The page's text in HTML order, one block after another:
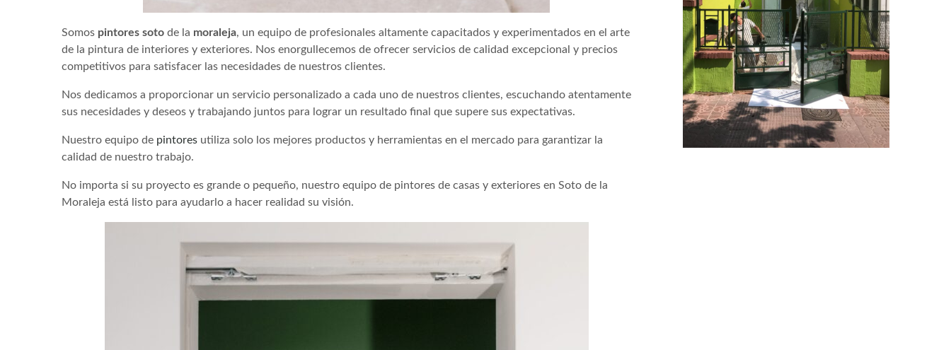
Somos pintores soto de la moraleja, un equipo de profesionales altamente capacitados y experimentados en el arte
de la pintura de interiores y exteriores. Nos enorgullecemos de ofrecer servicios de calidad excepcional y precios
competitivos para satisfacer las necesidades de nuestros clientes.
Nos dedicamos a proporcionar un servicio personalizado a cada uno de nuestros clientes, escuchando atentamente
sus necesidades y deseos y trabajando juntos para lograr un resultado final que supere sus expectativas.
Nuestro equipo de pintores utiliza solo los mejores productos y herramientas en el mercado para garantizar la
calidad de nuestro trabajo.
No importa si su proyecto es grande o pequeño, nuestro equipo de pintores de casas y exteriores en Soto de la
Moraleja está listo para ayudarlo a hacer realidad su visión.